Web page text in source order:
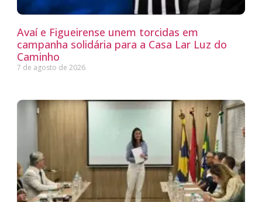
Avaí e Figueirense unem torcidas em
campanha solidária para a Casa Lar Luz do
Caminho
7 de agosto de 2026